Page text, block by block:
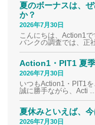
夏のボーナスは、
か？
2026年7月30日
こんにちは、Action1
バンクの調査では、正
Action1・PIT1 夏
2026年7月30日
いつもAction1・PIT1
誠に勝手ながら、Acti
夏休みといえば、
2026年7月30日